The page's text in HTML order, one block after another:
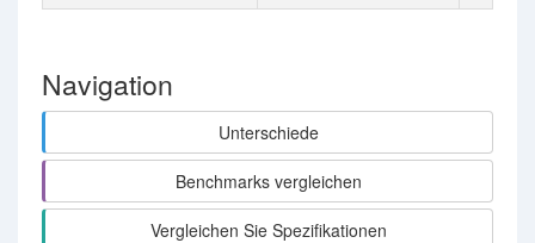
Navigation
Unterschiede
Benchmarks vergleichen
Vergleichen Sie Spezifikationen